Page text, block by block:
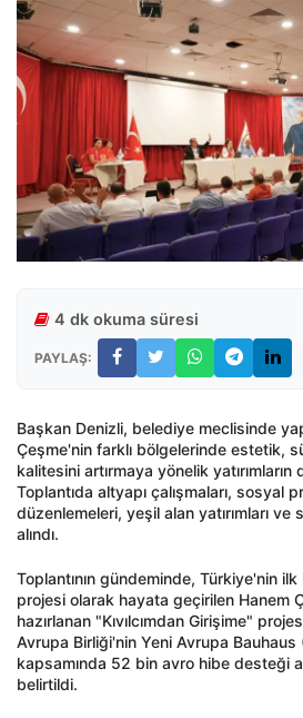
4 dk okuma süresi
PAYLAŞ:
Başkan Denizli, belediye meclisinde
Çeşme'nin farklı bölgelerinde estetik,
kalitesini artırmaya yönelik
Toplantıda altyapı çalışmaları, sosyal
düzenlemeleri, yeşil alan yatırımları
alındı.
Toplantının gündeminde, Türkiye'nin
projesi olarak hayata geçirilen Hanem
hazırlanan "Kıvılcımdan Girişime"
Avrupa Birliği'nin Yeni Avrupa Bauhaus
kapsamında 52 bin avro hibe desteği
belirtildi.